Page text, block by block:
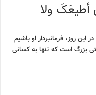
أطیعَکَ ولا
روز، فرمانبردار او باشیم
بزرگ است که تنها به کسانی